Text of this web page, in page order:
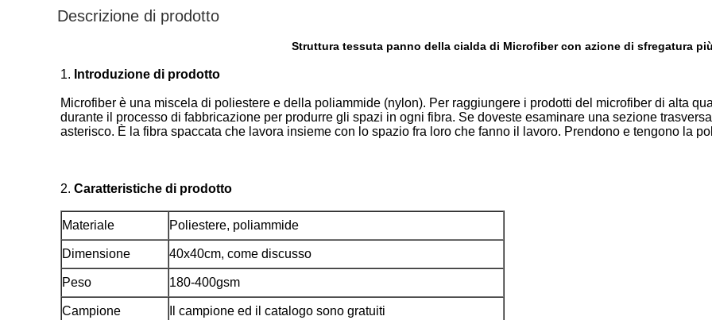
Descrizione di prodotto
Struttura tessuta panno della cialda di Microfiber con azione di sfregatura
1. Introduzione di prodotto
Microfiber è una miscela di poliestere e della poliammide (nylon). Per raggiungere i prodotti del microfiber di alta
durante il processo di fabbricazione per produrre gli spazi in ogni fibra. Se doveste esaminare una sezione
asterisco. È la fibra spaccata che lavora insieme con lo spazio fra loro che fanno il lavoro. Prendono e tengono la
2. Caratteristiche di prodotto
Materiale Poliestere, poliammide
Dimensione 40x40cm, come discusso
Peso 180-400gsm
Campione Il campione ed il catalogo sono gratuiti